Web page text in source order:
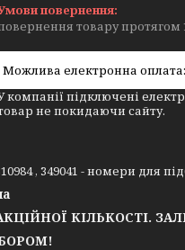
товару протягом
компанії підключені
не покидаючи сайту.
, 349041 - номери для
КІЛЬКОСТІ.